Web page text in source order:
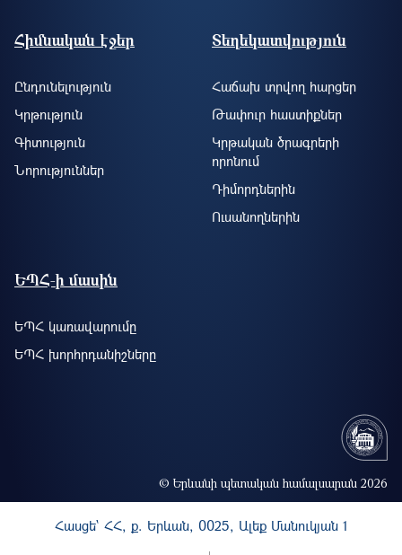
Footer site information
Հիմնական էջեր
Ընդունելություն
Կրթություն
Գիտություն
Նորություններ
Տեղեկատվություն
Հաճախ տրվող հարցեր
Թափուր հաստիքներ
Կրթական ծրագրերի
որոնում
Դիմորդներին
Ուսանողներին
ԵՊՀ-ի մասին
ԵՊՀ կառավարումը
ԵՊՀ խորհրդանիշները
© Երևանի պետական համալսարան 2026
Հասցե` ՀՀ, ք. Երևան, 0025, Ալեք Մանուկյան 1